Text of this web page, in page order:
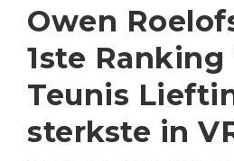
Owen
1ste Ranking
Teunis
sterkste in